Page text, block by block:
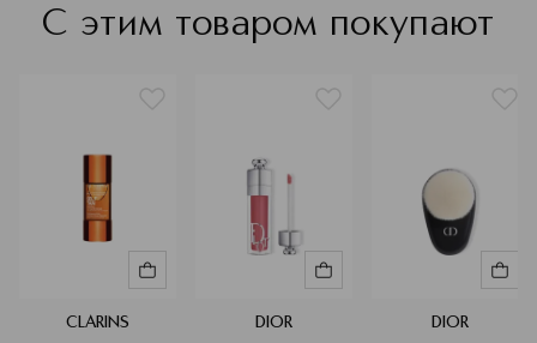
С этим товаром покупают
CLARINS DIOR DIOR